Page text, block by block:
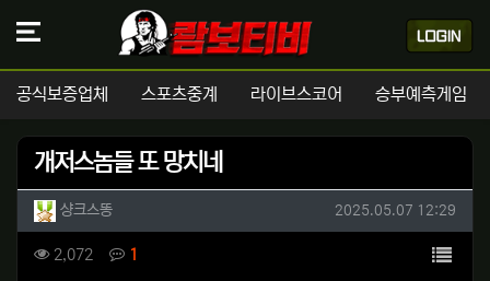
공식보증업체 스포츠중계 라이브스코어 승부예측게임
개저스놈들 또 망치네
작성자 정보
샹크스똥작성 작성일
2025.05.07 12:29
컨텐츠 정보
2,072 조회 1 목록